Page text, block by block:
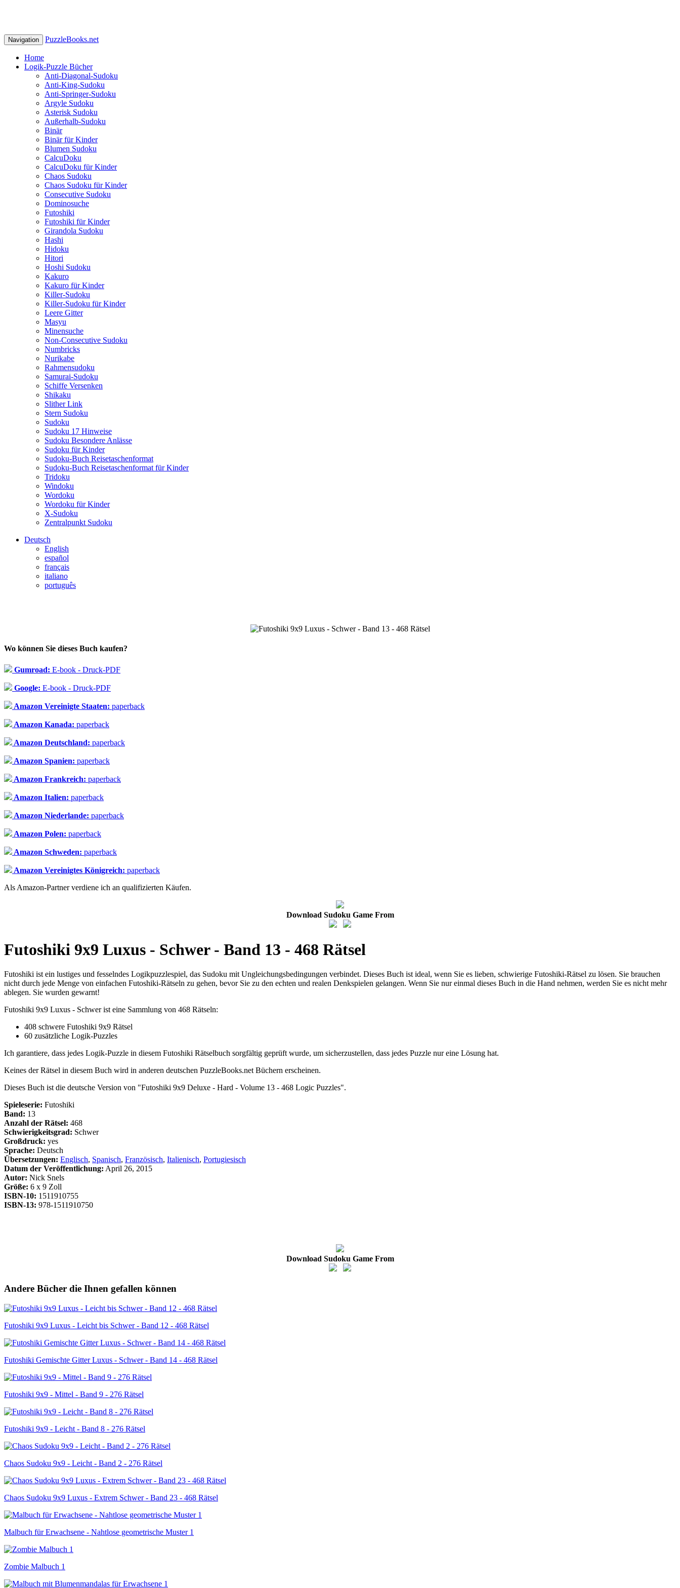
Navigation PuzzleBooks.net
Home
Logik-Puzzle Bücher
Anti-Diagonal-Sudoku
Anti-King-Sudoku
Anti-Springer-Sudoku
Argyle Sudoku
Asterisk Sudoku
Außerhalb-Sudoku
Binär
Binär für Kinder
Blumen Sudoku
CalcuDoku
CalcuDoku für Kinder
Chaos Sudoku
Chaos Sudoku für Kinder
Consecutive Sudoku
Dominosuche
Futoshiki
Futoshiki für Kinder
Girandola Sudoku
Hashi
Hidoku
Hitori
Hoshi Sudoku
Kakuro
Kakuro für Kinder
Killer-Sudoku
Killer-Sudoku für Kinder
Leere Gitter
Masyu
Minensuche
Non-Consecutive Sudoku
Numbricks
Nurikabe
Rahmensudoku
Samurai-Sudoku
Schiffe Versenken
Shikaku
Slither Link
Stern Sudoku
Sudoku
Sudoku 17 Hinweise
Sudoku Besondere Anlässe
Sudoku für Kinder
Sudoku-Buch Reisetaschenformat
Sudoku-Buch Reisetaschenformat für Kinder
Tridoku
Windoku
Wordoku
Wordoku für Kinder
X-Sudoku
Zentralpunkt Sudoku
Deutsch
English
español
français
italiano
português
Wo können Sie dieses Buch kaufen?
Gumroad: E-book - Druck-PDF
Google: E-book - Druck-PDF
Amazon Vereinigte Staaten: paperback
Amazon Kanada: paperback
Amazon Deutschland: paperback
Amazon Spanien: paperback
Amazon Frankreich: paperback
Amazon Italien: paperback
Amazon Niederlande: paperback
Amazon Polen: paperback
Amazon Schweden: paperback
Amazon Vereinigtes Königreich: paperback
Als Amazon-Partner verdiene ich an qualifizierten Käufen.
Download Sudoku Game From
Futoshiki 9x9 Luxus - Schwer - Band 13 - 468 Rätsel
Futoshiki ist ein lustiges und fesselndes Logikpuzzlespiel, das Sudoku mit Ungleichungsbedingungen verbindet. Dieses Buch ist ideal, wenn Sie es lieben, schwierige Futoshiki-Rätsel zu lösen. Sie brauchen
nicht durch jede Menge von einfachen Futoshiki-Rätseln zu gehen, bevor Sie zu den echten und realen Denkspielen gelangen. Wenn Sie nur einmal dieses Buch in die Hand nehmen, werden Sie es nicht mehr
ablegen. Sie wurden gewarnt!
Futoshiki 9x9 Luxus - Schwer ist eine Sammlung von 468 Rätseln:
408 schwere Futoshiki 9x9 Rätsel
60 zusätzliche Logik-Puzzles
Ich garantiere, dass jedes Logik-Puzzle in diesem Futoshiki Rätselbuch sorgfältig geprüft wurde, um sicherzustellen, dass jedes Puzzle nur eine Lösung hat.
Keines der Rätsel in diesem Buch wird in anderen deutschen PuzzleBooks.net Büchern erscheinen.
Dieses Buch ist die deutsche Version von "Futoshiki 9x9 Deluxe - Hard - Volume 13 - 468 Logic Puzzles".
Spieleserie: Futoshiki
Band: 13
Anzahl der Rätsel: 468
Schwierigkeitsgrad: Schwer
Großdruck: yes
Sprache: Deutsch
Übersetzungen: Englisch, Spanisch, Französisch, Italienisch, Portugiesisch
Datum der Veröffentlichung: April 26, 2015
Autor: Nick Snels
Größe: 6 x 9 Zoll
ISBN-10: 1511910755
ISBN-13: 978-1511910750
Download Sudoku Game From
Andere Bücher die Ihnen gefallen können
Futoshiki 9x9 Luxus - Leicht bis Schwer - Band 12 - 468 Rätsel
Futoshiki Gemischte Gitter Luxus - Schwer - Band 14 - 468 Rätsel
Futoshiki 9x9 - Mittel - Band 9 - 276 Rätsel
Futoshiki 9x9 - Leicht - Band 8 - 276 Rätsel
Chaos Sudoku 9x9 - Leicht - Band 2 - 276 Rätsel
Chaos Sudoku 9x9 Luxus - Extrem Schwer - Band 23 - 468 Rätsel
Malbuch für Erwachsene - Nahtlose geometrische Muster 1
Zombie Malbuch 1